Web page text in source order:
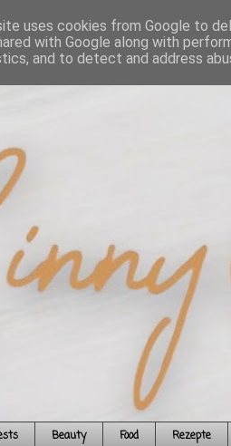
Beauty Food Rezepte
uses cookies from Google to
with Google along with
and to detect and address